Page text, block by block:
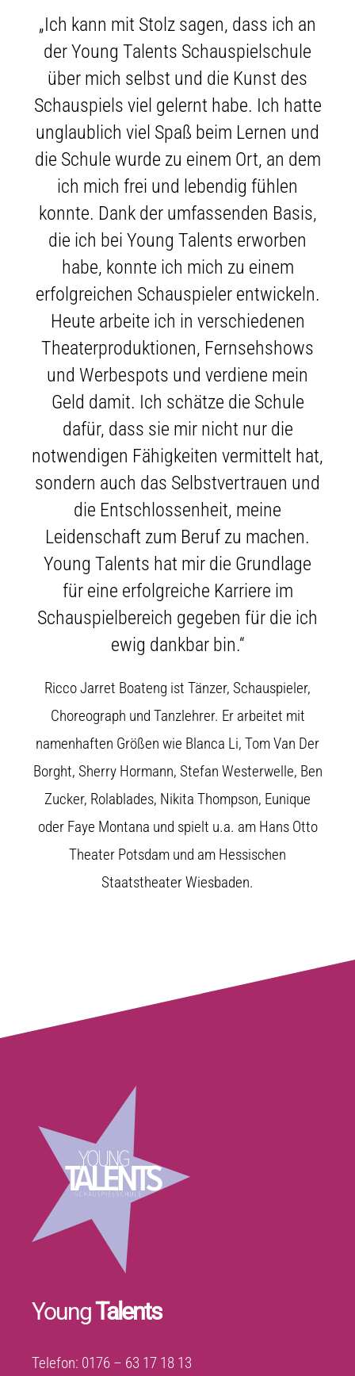
„Ich kann mit Stolz sagen, dass ich an
der Young Talents Schauspielschule
über mich selbst und die Kunst des
Schauspiels viel gelernt habe. Ich hatte
unglaublich viel Spaß beim Lernen und
die Schule wurde zu einem Ort, an dem
ich mich frei und lebendig fühlen
konnte. Dank der umfassenden Basis,
die ich bei Young Talents erworben
habe, konnte ich mich zu einem
erfolgreichen Schauspieler entwickeln.
Heute arbeite ich in verschiedenen
Theaterproduktionen, Fernsehshows
und Werbespots und verdiene mein
Geld damit. Ich schätze die Schule
dafür, dass sie mir nicht nur die
notwendigen Fähigkeiten vermittelt hat,
sondern auch das Selbstvertrauen und
die Entschlossenheit, meine
Leidenschaft zum Beruf zu machen.
Young Talents hat mir die Grundlage
für eine erfolgreiche Karriere im
Schauspielbereich gegeben für die ich
ewig dankbar bin.“
Ricco Jarret Boateng ist Tänzer, Schauspieler,
Choreograph und Tanzlehrer. Er arbeitet mit
namenhaften Größen wie Blanca Li, Tom Van Der
Borght, Sherry Hormann, Stefan Westerwelle, Ben
Zucker, Rolablades, Nikita Thompson, Eunique
oder Faye Montana und spielt u.a. am Hans Otto
Theater Potsdam und am Hessischen
Staatstheater Wiesbaden.
YoungTalents
Telefon: 0176 – 63 17 18 13